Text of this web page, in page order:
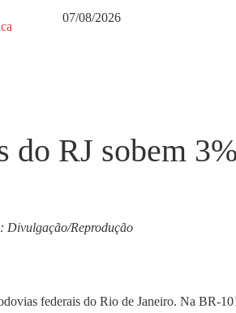
07/08/2026
RJ sobem
Divulgação/Reprodução
federais do Rio de Janeiro. Na BR-